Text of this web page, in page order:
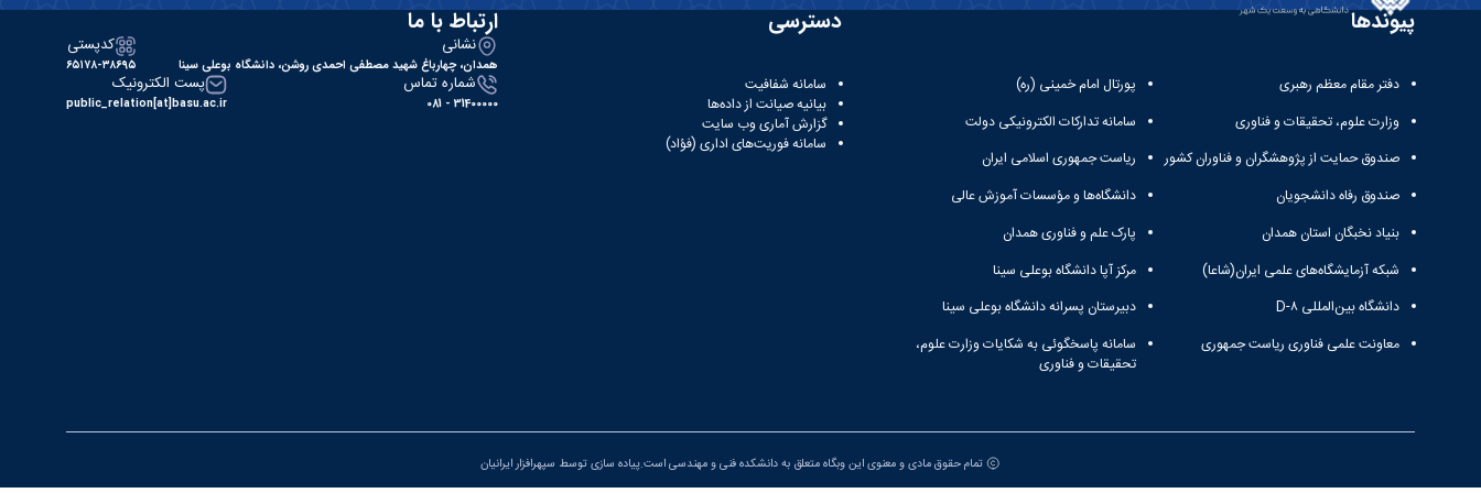
پیوندها
دفتر مقام معظم رهبری
وزارت علوم، تحقیقات و فناوری
صندوق حمایت از پژوهشگران و فناوران کشور
صندوق رفاه دانشجویان
بنیاد نخبگان استان همدان
شبکه آزمایشگاه‌های علمی ایران(شاعا)
دانشگاه بین‌المللی D-۸
معاونت علمی فناوری ریاست جمهوری
پورتال امام خمینی (ره)
سامانه تدارکات الکترونیکی دولت
ریاست جمهوری اسلامی ایران
دانشگاه‌ها و مؤسسات آموزش عالی
پارک علم و فناوری همدان
مرکز آپا دانشگاه بوعلی سینا
دبیرستان پسرانه دانشگاه بوعلی سینا
سامانه پاسخگوئی به شکایات وزارت علوم،
تحقیقات و فناوری
دسترسی
سامانه شفافیت
بیانیه صیانت از داده‌ها
گزارش آماری وب‌ سایت
سامانه فوریت‌های اداری (فؤاد)
ارتباط با ما
نشانی
همدان، چهارباغ شهید مصطفی احمدی روشن، دانشگاه بوعلی سینا
کدپستی
۶۵۱۷۸-۳۸۶۹۵
شماره تماس
31400000 - 081
پست الکترونیک
public_relation[at]basu.ac.ir
تمام حقوق مادی و معنوی این وبگاه متعلق به دانشکده فنی و مهندسی است.پیاده سازی توسط سپهرافزار ایرانیان